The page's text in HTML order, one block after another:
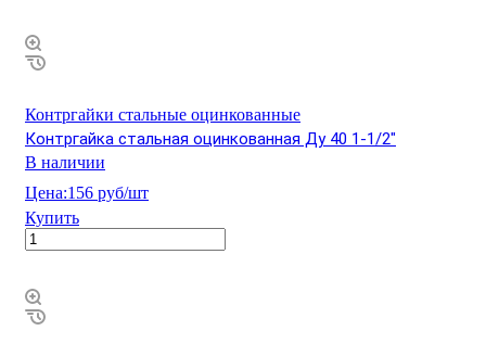
Контргайки стальные оцинкованные
Контргайка стальная оцинкованная Ду 40 1-1/2"
В наличии
Цена:156 руб/шт
Купить